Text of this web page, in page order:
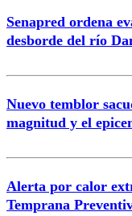
Correo
Senapred ordena
desborde del río
Nuevo temblor
magnitud y el
Alerta por calor
Temprana